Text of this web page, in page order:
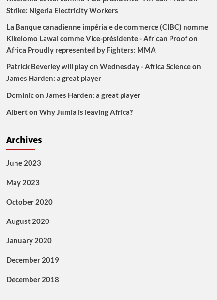
Strike: Nigeria Electricity Workers
La Banque canadienne impériale de commerce (CIBC) nomme
Kikelomo Lawal comme Vice-présidente - African Proofon
Africa Proudly represented by Fighters: MMA
Patrick Beverley will play on Wednesday - Africa Scienceon
James Harden: a great player
Dominicon James Harden: a great player
Alberton Why Jumia is leaving Africa?
Archives
June 2023
May 2023
October 2020
August 2020
January 2020
December 2019
December 2018